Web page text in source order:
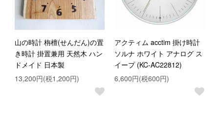
山の時計 栴檀(せんだん)の置
き時計 掛置兼用 天然木 ハン
ドメイド 日本製
13,200円(税1,200円)
アクティム acctim 掛け時計
ソルナ ホワイト アナログ ス
イープ (KC-AC22812)
6,600円(税600円)